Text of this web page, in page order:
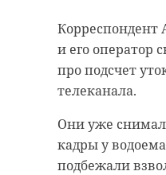
Корреспондент
и его оператор
про подсчет
телеканала.
Они уже
кадры у
подбежали